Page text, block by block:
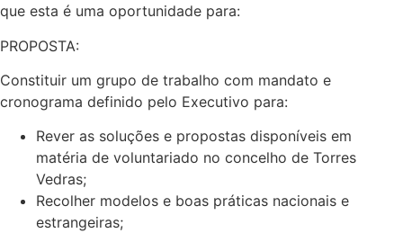
que esta é uma oportunidade para:
PROPOSTA:
Constituir um grupo de trabalho com mandato e
cronograma definido pelo Executivo para:
Rever as soluções e propostas disponíveis em
matéria de voluntariado no concelho de Torres
Vedras;
Recolher modelos e boas práticas nacionais e
estrangeiras;